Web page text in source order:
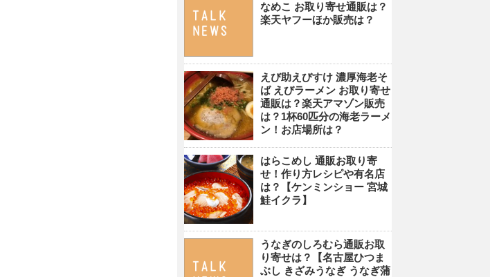
なめこ お取り寄せ通販は？
楽天ヤフーほか販売は？
えび助えびすけ 濃厚海老そ
ば えびラーメン お取り寄せ
通販は？楽天アマゾン販売
は？1杯60匹分の海老ラーメ
ン！お店場所は？
はらこめし 通販お取り寄
せ！作り方レシピや有名店
は？【ケンミンショー 宮城
鮭イクラ】
うなぎのしろむら通販お取
り寄せは？【名古屋ひつま
ぶし きざみうなぎ うなぎ蒲